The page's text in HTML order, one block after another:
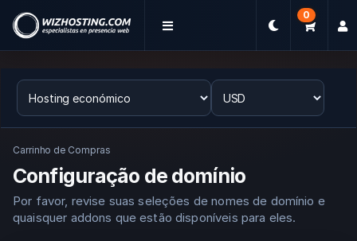
0
Carrinho de Compras
Configuração de domínio
Por favor, revise suas seleções de nomes de domínio e
quaisquer addons que estão disponíveis para eles.